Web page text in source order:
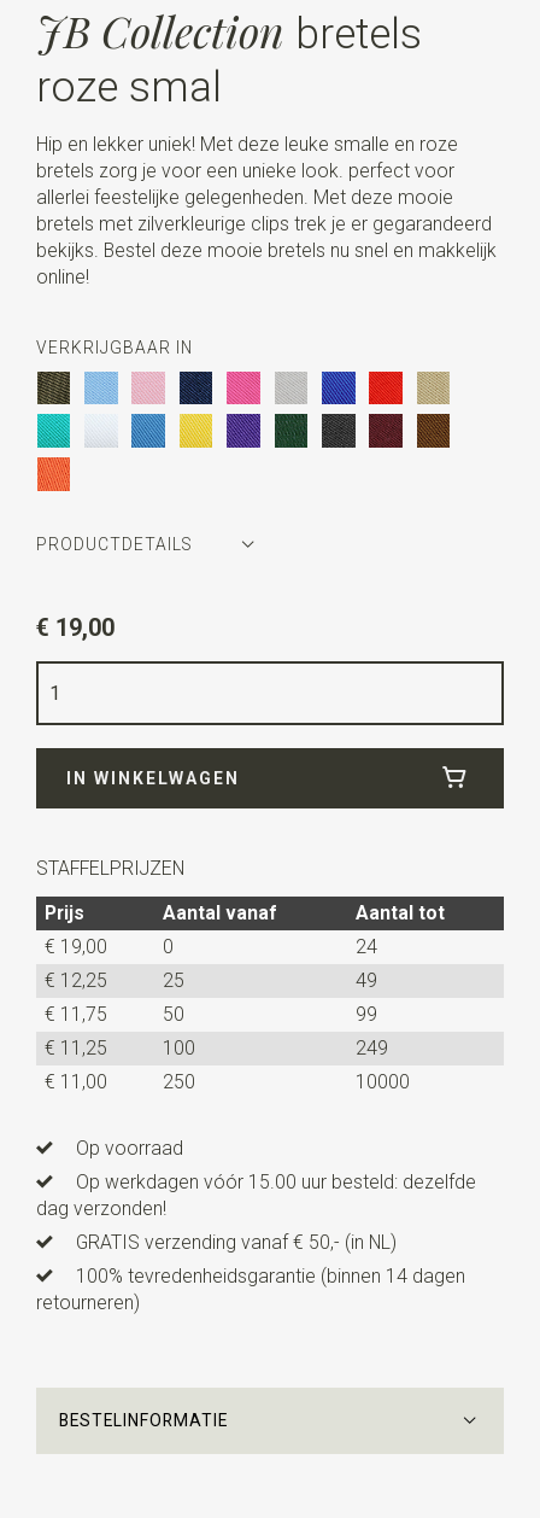
JB Collection bretels
roze smal
Hip en lekker uniek! Met deze leuke smalle en roze
bretels zorg je voor een unieke look. perfect voor
allerlei feestelijke gelegenheden. Met deze mooie
bretels met zilverkleurige clips trek je er gegarandeerd
bekijks. Bestel deze mooie bretels nu snel en makkelijk
online!
VERKRIJGBAAR IN
PRODUCTDETAILS
roze
Kwaliteit
Lengteca. 130 cm
Type model bretels
Clips bretels
4
Type bevestiging bretels
Uitvoering
in maat te verstellen door middel van
schuifklemmen. Onze bretels zijn vervaardigd in eigen
huis en zijn voorzien van 4 stevige clips, die eenvoudig
bevestigd kunnen worden aan je broekrand.
€ 19,00
IN WINKELWAGEN
STAFFELPRIJZEN
Prijs
Aantal vanaf
Aantal tot
€ 19,00
0
24
€ 12,25
25
49
€ 11,75
50
99
€ 11,25
100
249
€ 11,00
250 10000
Op voorraad
Op werkdagen vóór 15.00 uur besteld: dezelfde
dag verzonden!
GRATIS verzending vanaf € 50,- (in NL)
100% tevredenheidsgarantie (binnen 14 dagen
retourneren)
BESTELINFORMATIE